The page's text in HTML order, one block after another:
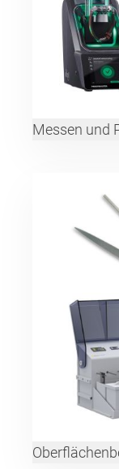
Messen und